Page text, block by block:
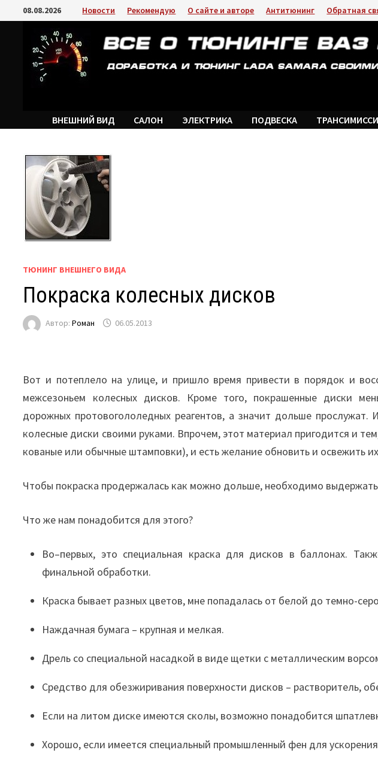
Перейти
к
содержимому
08.08.2026 Новости Рекомендую О сайте и авторе Антитюнинг Обратная
ВНЕШНИЙ ВИД САЛОН ЭЛЕКТРИКА ПОДВЕСКА
ТЮНИНГ ВНЕШНЕГО ВИДА
Покраска колесных дисков
Автор:Роман 06.05.2013
Вот и потеплело на улице, и пришло время привести в порядок и
межсезоньем колесных дисков. Кроме того, покрашенные диски
дорожных протовогололедных реагентов, а значит дольше прослужат.
колесные диски своими руками. Впрочем, этот материал пригодится и
кованые или обычные штамповки), и есть желание обновить и освежить
Чтобы покраска продержалась как можно дольше, необходимо
Что же нам понадобится для этого?
Во–первых, это специальная краска для дисков в баллонах.
финальной обработки.
Краска бывает разных цветов, мне попадалась от белой до темно-
Наждачная бумага – крупная и мелкая.
Дрель со специальной насадкой в виде щетки с металлическим
Средство для обезжиривания поверхности дисков – растворитель,
Если на литом диске имеются сколы, возможно понадобится
Хорошо, если имеется специальный промышленный фен для